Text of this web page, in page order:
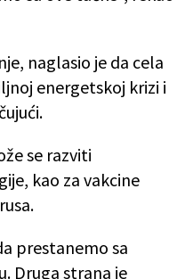
naglasio je da cela
energetskoj krizi i
se razviti
kao za vakcine
prestanemo sa
Druga strana je